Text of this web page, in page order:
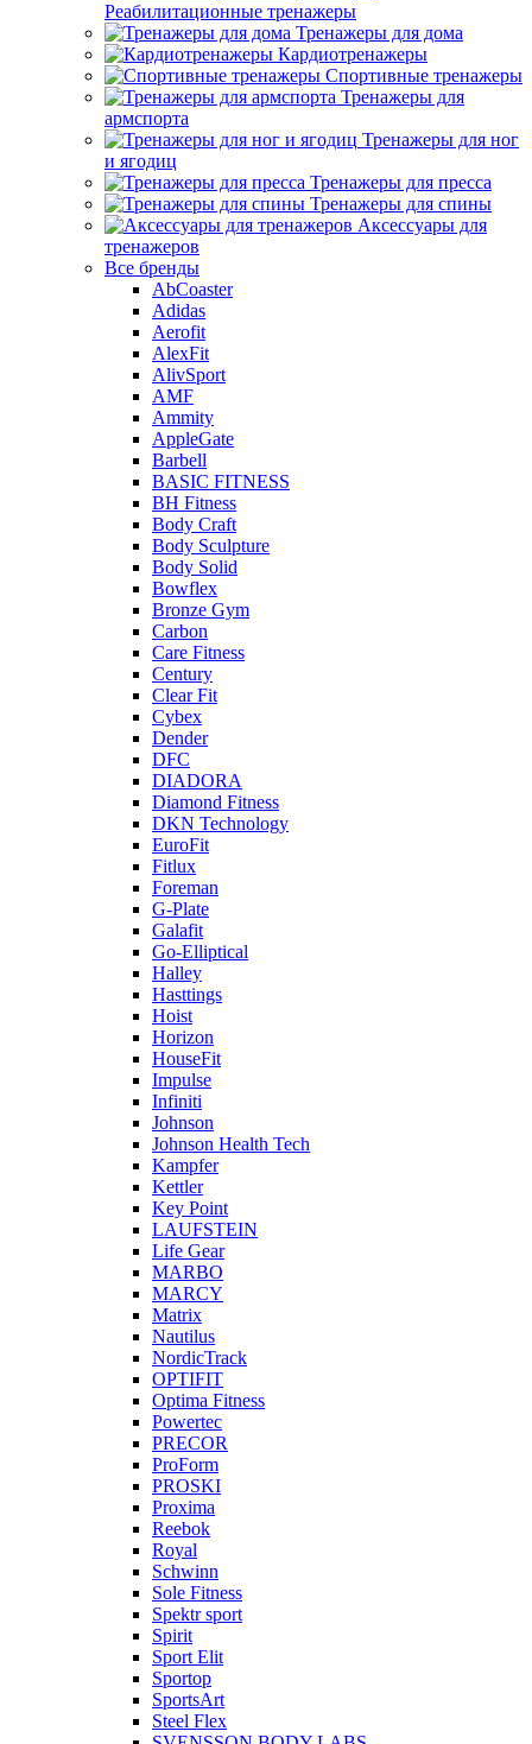
Реабилитационные тренажеры
Тренажеры для дома
Кардиотренажеры
Спортивные тренажеры
Тренажеры для
армспорта
Тренажеры для ног
и ягодиц
Тренажеры для пресса
Тренажеры для спины
Аксессуары для
тренажеров
Все бренды
AbCoaster
Adidas
Aerofit
AlexFit
AlivSport
AMF
Ammity
AppleGate
Barbell
BASIC FITNESS
BH Fitness
Body Craft
Body Sculpture
Body Solid
Bowflex
Bronze Gym
Carbon
Care Fitness
Century
Clear Fit
Cybex
Dender
DFC
DIADORA
Diamond Fitness
DKN Technology
EuroFit
Fitlux
Foreman
G-Plate
Galafit
Go-Elliptical
Halley
Hasttings
Hoist
Horizon
HouseFit
Impulse
Infiniti
Johnson
Johnson Health Tech
Kampfer
Kettler
Key Point
LAUFSTEIN
Life Gear
MARBO
MARCY
Matrix
Nautilus
NordicTrack
OPTIFIT
Optima Fitness
Powertec
PRECOR
ProForm
PROSKI
Proxima
Reebok
Royal
Schwinn
Sole Fitness
Spektr sport
Spirit
Sport Elit
Sportop
SportsArt
Steel Flex